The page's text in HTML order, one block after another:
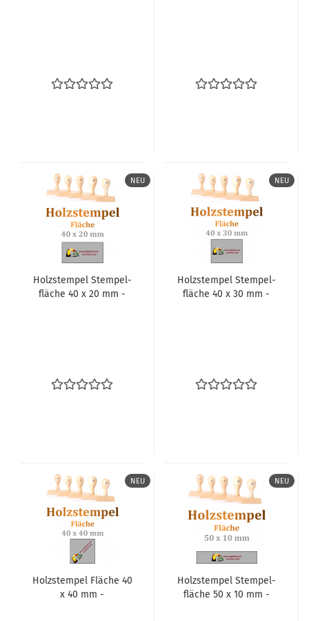
NEU
Holz­stem­pel Stem­pel­
flä­che 40 x 20 mm -
NEU
Holz­stem­pel Stem­pel­
flä­che 40 x 30 mm -
NEU
Holz­stem­pel Flä­che 40
x 40 mm -
NEU
Holz­stem­pel Stem­pel­
flä­che 50 x 10 mm -